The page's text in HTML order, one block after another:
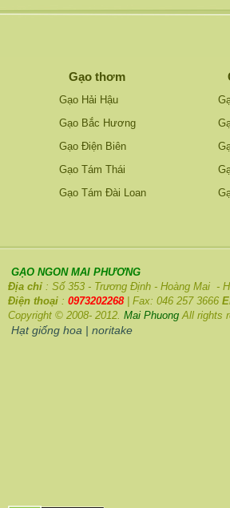
Gạo thơm
Gạo Hải Hậu
Gạo Bắc Hương
Gạo Điện Biên
Gạo Tám Thái
Gạo Tám Đài Loan
GẠO NGON MAI PHƯƠNG
Địa chỉ : Số 353 - Trương Định - Hoàng Mai -
Điện thoại : 0973202268| Fax: 046 257 3666
Copyright © 2008- 2012. Mai Phuong All rights
Hạt giống hoa | noritake